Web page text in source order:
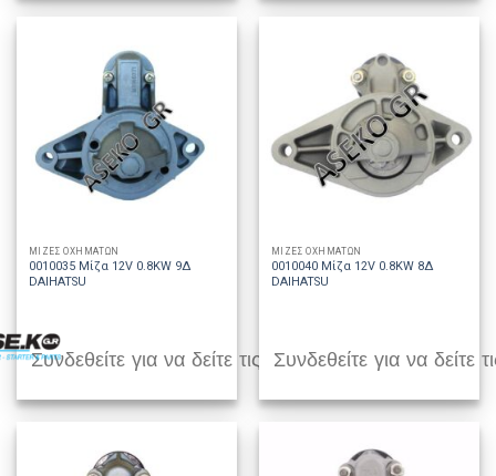
ΜΙΖΕΣ ΟΧΗΜΑΤΩΝ
0010035 Μίζα 12V 0.8KW 9Δ
DAIHATSU
Συνδεθείτε για να δείτε τις τιμές
ΜΙΖΕΣ ΟΧΗΜΑΤΩΝ
0010040 Μίζα 12V 0.8KW 8Δ
DAIHATSU
Συνδεθείτε για να δείτε